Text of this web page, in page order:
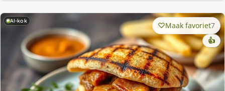
AI-kok Maak favoriet7
👍